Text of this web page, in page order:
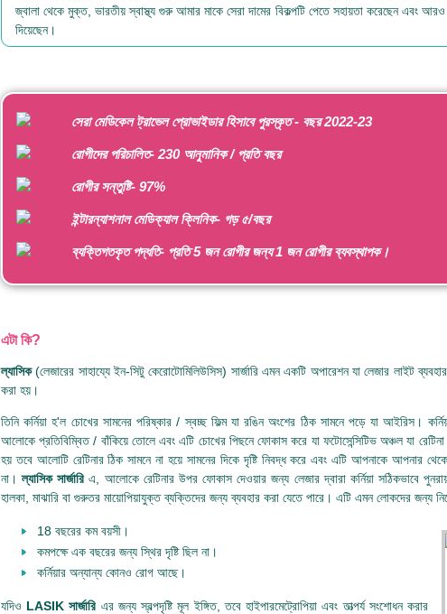
জ্বালা থেকে মুক্ত, ভারতীয় স্বাস্থ্য গুরু আমার মাকে সেরা দামের বিকল্পটি পেতে সহায়তা করেছেন এবং
দিয়েছেন।
সেরা মেডিকেল ট্রাভেল প্রোভাইডার হিসাবে পুরস্কৃত - বছর 2022-23
রোগীদের পরিচালিত- 230 আনুমানিক / প্রতি বছর
রোগীর সন্তুষ্টি- 97%
ইন্টারন্যাশনাল মেডিক্যাল ক্লিনিক- গড় ৫/বছর
ব্যক্তিগতকৃত পদ্ধতি- প্রতি 5 জন রোগীর জন্য 1 জন রোগীর ব্যবস্থাপক।
এটা কি?
ল্যাসিক(লেজারের সাহায্যে ইন-সিটু কেরোটোমিলিউসিস) সার্জারি এমন একটি অপারেশন যা লেজার লাইট
করা হয়।
তিনি কর্নিয়া হ'ল চোখের সামনের পরিষ্কার / স্বচ্ছ ফিল্ম যা রঙিন অংশের ঠিক সামনে পড়ে যা আইরিস।
আলোকে প্রতিবিম্বিত / বাঁকিয়ে তোলে এবং এটি চোখের পিছনে ফোকাস করে যা ফটোসেন্সিটিভ অঞ্চল যা
হয় তবে আলোটি রেটিনার ঠিক সামনে না হয়ে সামনের দিকে দৃষ্টি নিবদ্ধ করে এবং এটি আপনাকে আপনার
না।ল্যাসিক সার্জারিএ, আলোকে রেটিনার উপর ফোকাস দেওয়ার জন্য লেজার দ্বারা কর্নিয়া সঠিকভাবে
হালকা, মাঝারি বা গুরুতর মায়োপিয়াযুক্ত ব্যক্তিদের জন্য ব্যবহার করা যেতে পারে। এটি এমন লোকদের জন্য
18 বছরের কম বয়সী।
কমপক্ষে এক বছরের জন্য স্থির দৃষ্টি ছিল না।
কর্নিয়ার অন্যান্য কোনও রোগ আছে।
যদিও LASIK সার্জারি এর জন্য স্বল্পদৃষ্টি মূল ইঙ্গিত, তবে হাইপারমেট্রোপিয়া এবং তাত্পর্য সংশোধন করার